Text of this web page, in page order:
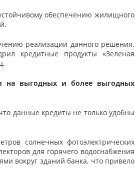
обеспечению жилищного
реализации данного решения.
кредитные продукты «Зеленая
на выгодных и более выгодных
данные кредиты не только удобны
солнечных фотоэлектрических
для горячего водоснабжения
вокруг зданий банка, что привело